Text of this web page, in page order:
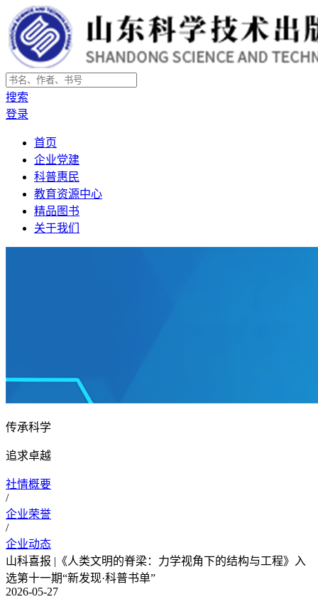
搜索
登录
首页
企业党建
科普惠民
教育资源中心
精品图书
关于我们
传承科学
追求卓越
社情概要
/
企业荣誉
/
企业动态
山科喜报 |《人类文明的脊梁：力学视角下的结构与工程》入
选第十一期“新发现·科普书单”
2026-05-27